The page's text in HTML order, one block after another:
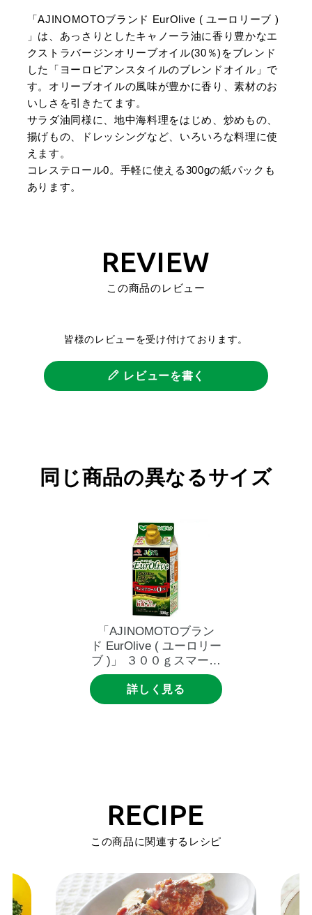
「AJINOMOTOブランド EurOlive ( ユーロリーブ )
」は、あっさりとしたキャノーラ油に香り豊かなエ
クストラバージンオリーブオイル(30％)をブレンド
した「ヨーロピアンスタイルのブレンドオイル」で
す。オリーブオイルの風味が豊かに香り、素材のお
いしさを引きたてます。
サラダ油同様に、地中海料理をはじめ、炒めもの、
揚げもの、ドレッシングなど、いろいろな料理に使
えます。
コレステロール0。手軽に使える300gの紙パックも
あります。
REVIEW
この商品のレビュー
皆様のレビューを受け付けております。
レビューを書く
同じ商品の異なるサイズ
「AJINOMOTOブラン
ド EurOlive ( ユーロリー
ブ )」
３００ｇスマート
グリーンパック
詳しく見る
RECIPE
この商品に関連するレシピ